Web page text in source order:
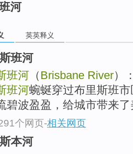
河
英英释义
班河
班河 （Brisbane River）
班河蜿蜒穿过布里斯班
碧波盈盈，给城市带来
个网页-相关网页
本河